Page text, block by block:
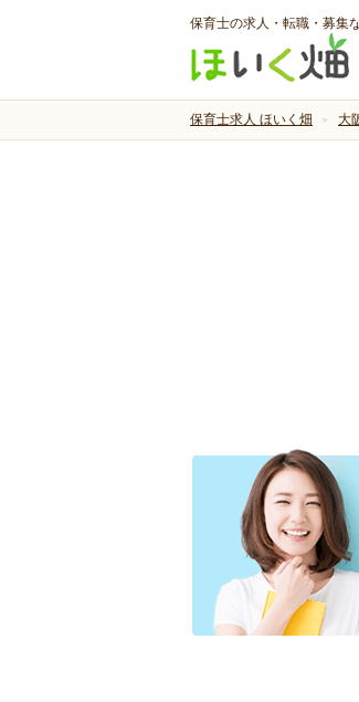
保育士の求人・転職・募集
保育士求人 ほいく畑 大